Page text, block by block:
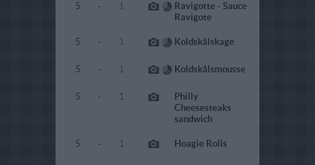
5 - 1
Ravigotte - Sauce
Ravigote
5 - 1 Koldskålskage
5 - 1 Koldskålsmousse
5 - 1
Philly
Cheesesteaks
sandwich
5 - 1 Hoagie Rolls